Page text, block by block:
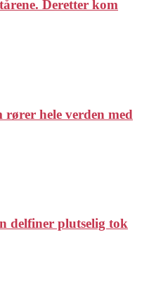
Deretter kom
hele verden med
delfiner plutselig tok